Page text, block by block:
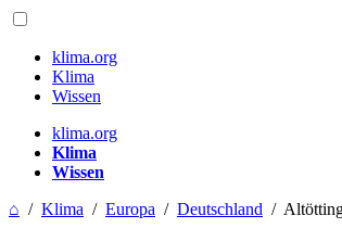
klima.org
Klima
Wissen
klima.org
Klima
Wissen
⌂ / Klima / Europa / Deutschland /